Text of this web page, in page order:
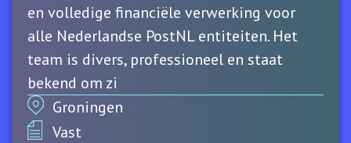
en volledige financiële verwerking voor
alle Nederlandse PostNL entiteiten. Het
team is divers, professioneel en staat
bekend om zi
Groningen
Vast